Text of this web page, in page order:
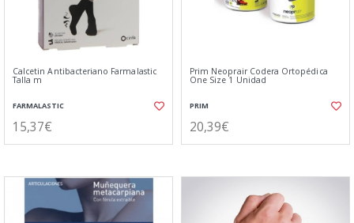
Calcetin Antibacteriano Farmalastic
Talla m
FARMALASTIC
15,37€
Prim Neoprair Codera Ortopédica
One Size 1 Unidad
PRIM
20,39€